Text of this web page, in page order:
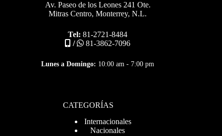
Av. Paseo de los Leones 241 Ote.
Mitras Centro, Monterrey, N.L.
Tel: 81-2721-8484
/
81-3862-7096
Lunes a Domingo: 10:00 am - 7:00 pm
CATEGORÍAS
Internacionales
Nacionales